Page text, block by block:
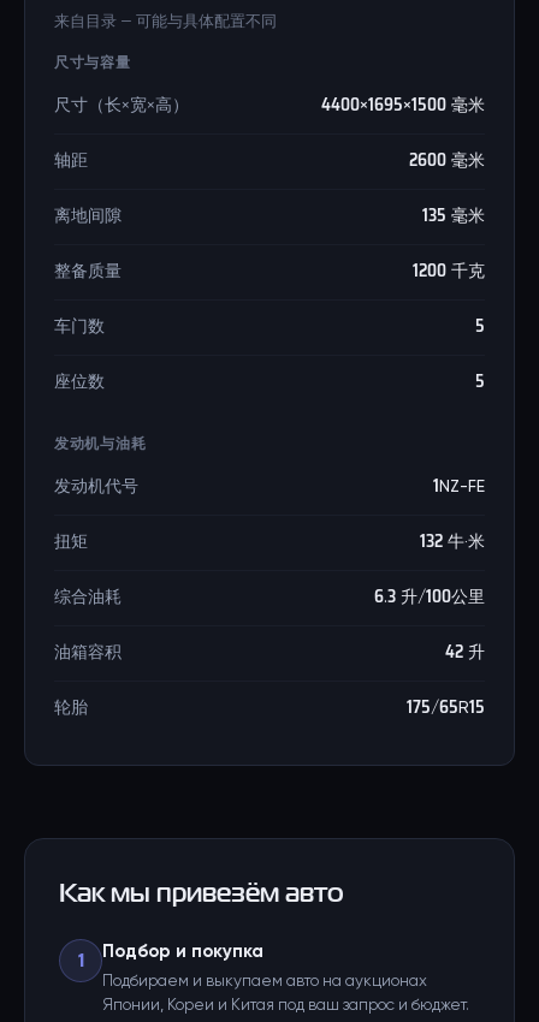
来自目录 — 可能与具体配置不同
尺寸与容量
尺寸（长×宽×高） 4400×1695×1500 毫米
轴距 2600 毫米
离地间隙 135 毫米
整备质量 1200 千克
车门数 5
座位数 5
发动机与油耗
发动机代号 1NZ-FE
扭矩 132 牛·米
综合油耗 6.3 升/100公里
油箱容积 42 升
轮胎 175/65R15
Как мы привезём авто
1 Подбор и покупка
Подбираем и выкупаем авто на аукционах
Японии, Кореи и Китая под ваш запрос и бюджет.